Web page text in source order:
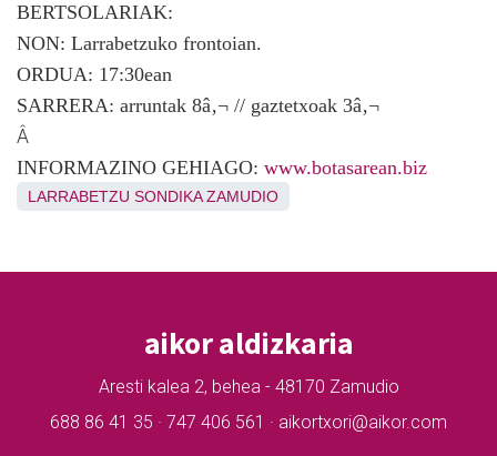
BERTSOLARIAK:
NON: Larrabetzuko frontoian.
ORDUA: 17:30ean
SARRERA: arruntak 8â‚¬ // gaztetxoak 3â‚¬
Â
INFORMAZINO GEHIAGO: www.botasarean.biz
LARRABETZU SONDIKA ZAMUDIO
aikor aldizkaria
Aresti kalea 2, behea - 48170 Zamudio
688 86 41 35 · 747 406 561 · aikortxori@aikor.com